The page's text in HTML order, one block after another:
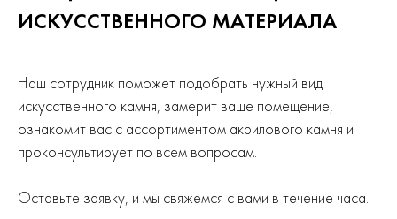
ИСКУССТВЕННОГО МАТЕРИАЛА
Наш сотрудник поможет подобрать нужный вид
искусственного камня, замерит ваше помещение,
ознакомит вас с ассортиментом акрилового камня и
проконсультирует по всем вопросам.
Оставьте заявку, и мы свяжемся с вами в течение часа.